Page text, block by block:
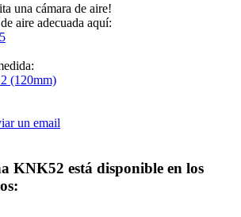
una cámara de aire!
aire adecuada aquí:
(120mm)
KNK52 está disponible en los